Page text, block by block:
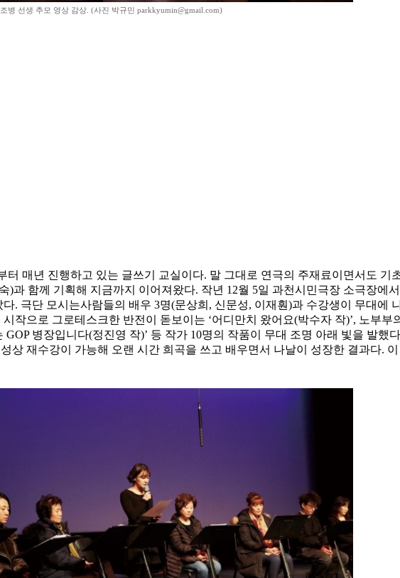
병 선생 추모 영상 감상. (사진 박규민 parkkyumin@gmail.com)
터 매년 진행하고 있는 글쓰기 교실이다. 말 그대로 연극의 주재료이면서도
과 함께 기획해 지금까지 이어져왔다. 작년 12월 5일 과천시민극장 소극장에
. 극단 모시는사람들의 배우 3명(문상희, 신문성, 이재훤)과 수강생이 무대에
작으로 그로테스크한 반전이 돋보이는 ‘어디만치 왔어요(박수자 작)’, 노부부
GOP 병장입니다(정진영 작)’ 등 작가 10명의 작품이 무대 조명 아래 빛을 발
상 재수강이 가능해 오랜 시간 희곡을 쓰고 배우면서 나날이 성장한 결과다.